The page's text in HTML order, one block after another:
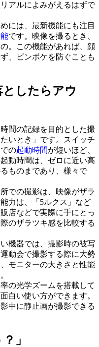
アルによみがえるはずで
には、最新機能にも注目
です。映像を撮るとき、
。この機能があれば、顔
、ピンボケを防ぐことも
したらアウ
間の記録を目的とした撮
いとき」です。スイッチ
の起動時間が短いほど、
動時間は、ゼロに近い高
ものまであり、様々で
での撮影は、映像がザラ
力は、「5ルクス」など
店などで実際に手にとっ
のザラツキ感を比較する
機器では、撮影時の被写
動会で撮影する際に大勢
モニターの大きさと性能
の光学ズームを搭載して
白い使い方ができます。
中に静止画が撮影できる
」